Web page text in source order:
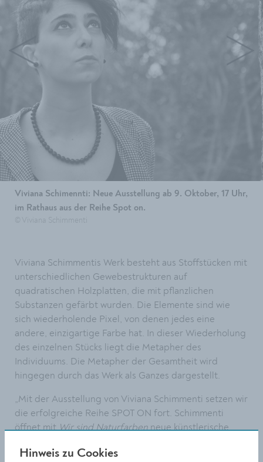
Viviana Schimennti: Neue Ausstellung ab 9. Oktober, 17 Uhr,
im Rathaus aus der Reihe Spot on.
Viviana Schimmentis Werk besteht aus Stoffstücken mit
unterschiedlichen Gewebestrukturen auf
quadratischen Holzplatten, die mit pflanzlichen
Substanzen gefärbt wurden. Die Elemente sind wie
sich wiederholende Pixel, von denen jedes eine
andere, einzigartige Farbe hat. In dieser Wiederholung
des einzelnen Stücks liegt die Metapher des
Individuums. Die Metapher der Gesamtheit wird
hingegen durch das Werk als Ganzes dargestellt.
„Mit der Ausstellung von Viviana Schimmenti setzen wir
die erfolgreiche Reihe SPOT ON fort. Schimmenti
öffnet mitWir sind Naturfarbenneue künstlerische
Architektur im Einklang mit Natur und Mensch stehen
Hinweis zu Cookies